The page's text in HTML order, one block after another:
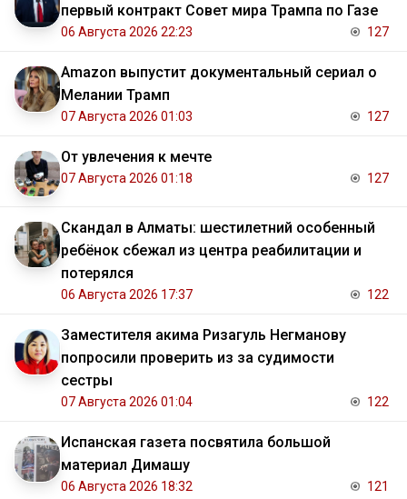
первый контракт Совет мира Трампа по Газе
06 Августа 2026 22:23 127
Amazon выпустит документальный сериал о
Мелании Трамп
07 Августа 2026 01:03 127
От увлечения к мечте
07 Августа 2026 01:18 127
Скандал в Алматы: шестилетний особенный
ребёнок сбежал из центра реабилитации и
потерялся
06 Августа 2026 17:37 122
Заместителя акима Ризагуль Негманову
попросили проверить из за судимости
сестры
07 Августа 2026 01:04 122
Испанская газета посвятила большой
материал Димашу
06 Августа 2026 18:32 121